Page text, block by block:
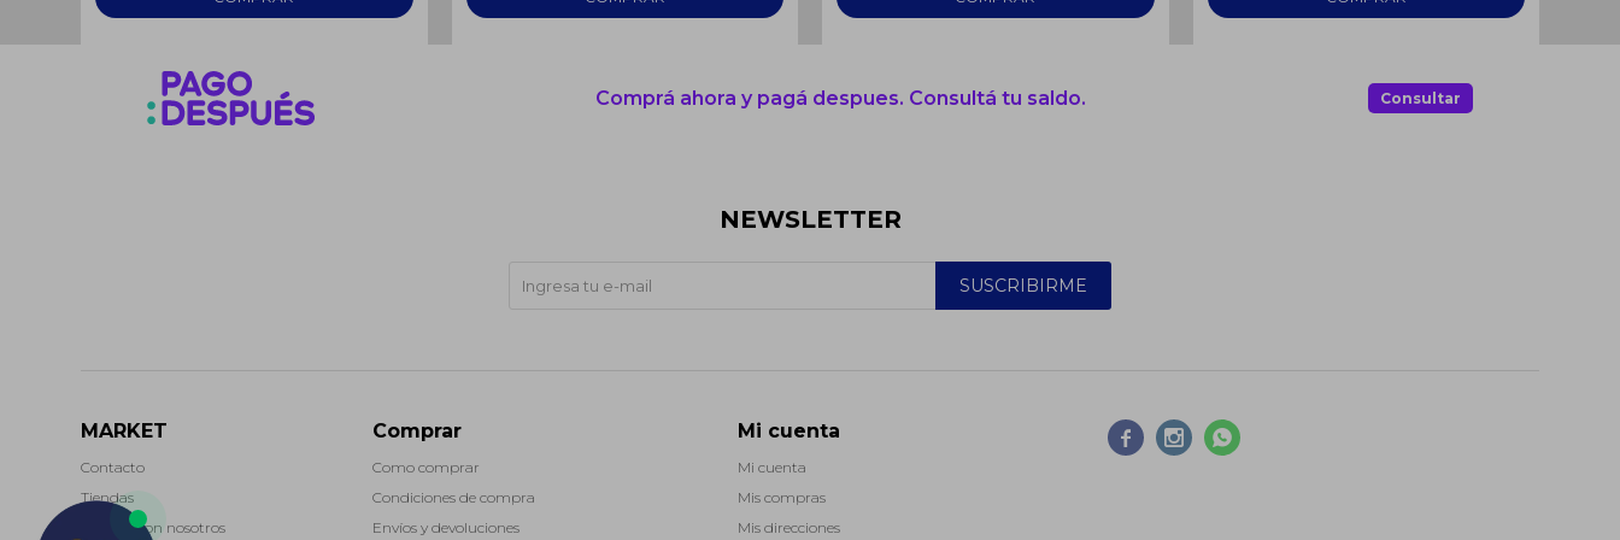
Comprá ahora y pagá despues. Consultá tu saldo. Consultar
  
MARKET
Contacto
Tiendas
Trabaja con nosotros
Comprar
Como comprar
Condiciones de compra
Envíos y devoluciones
Mi cuenta
Mi cuenta
Mis compras
Mis direcciones
NEWSLETTER
SUSCRIBIRME